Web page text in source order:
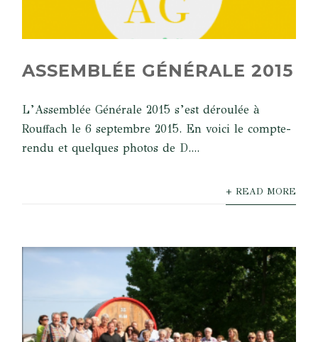
ASSEMBLÉE GÉNÉRALE 2015
L’Assemblée Générale 2015 s’est déroulée à
Rouffach le 6 septembre 2015. En voici le compte-
rendu et quelques photos de D....
+ READ MORE